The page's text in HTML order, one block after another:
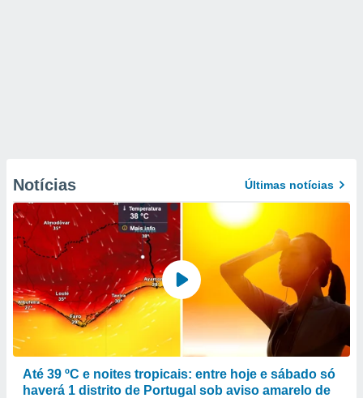
Notícias Últimas notícias
Até 39 ºC e noites tropicais: entre hoje e sábado só
haverá 1 distrito de Portugal sob aviso amarelo de